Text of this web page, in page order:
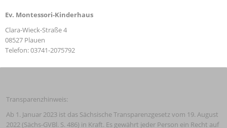
Ev. Montessori-Kinderhaus
Clara-Wieck-Straße 4
08527 Plauen
Telefon: 03741-2075792
Transparenzhinweis:
Ab 1. Januar 2023 ist das Sächsische Transparenzgesetz vom 19. August
2022 (Sächs-GVBl. S. 486) in Kraft. Es gewährt jeder Person ein Recht auf